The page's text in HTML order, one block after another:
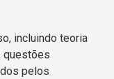
incluindo teoria
questões
pelos